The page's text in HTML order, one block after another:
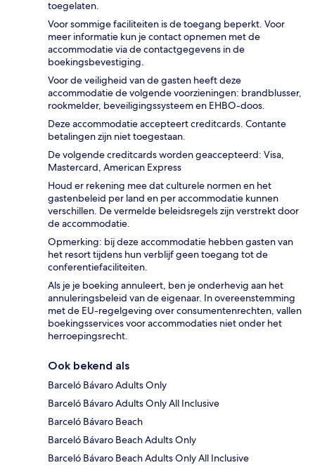
toegelaten.
Voor sommige faciliteiten is de toegang beperkt. Voor
meer informatie kun je contact opnemen met de
accommodatie via de contactgegevens in de
boekingsbevestiging.
Voor de veiligheid van de gasten heeft deze
accommodatie de volgende voorzieningen: brandblusser,
rookmelder, beveiligingssysteem en EHBO-doos.
Deze accommodatie accepteert creditcards. Contante
betalingen zijn niet toegestaan.
De volgende creditcards worden geaccepteerd: Visa,
Mastercard, American Express
Houd er rekening mee dat culturele normen en het
gastenbeleid per land en per accommodatie kunnen
verschillen. De vermelde beleidsregels zijn verstrekt door
de accommodatie.
Opmerking: bij deze accommodatie hebben gasten van
het resort tijdens hun verblijf geen toegang tot de
conferentiefaciliteiten.
Als je je boeking annuleert, ben je onderhevig aan het
annuleringsbeleid van de eigenaar. In overeenstemming
met de EU-regelgeving over consumentenrechten, vallen
boekingsservices voor accommodaties niet onder het
herroepingsrecht.
Ook bekend als
Barceló Bávaro Adults Only
Barceló Bávaro Adults Only All Inclusive
Barceló Bávaro Beach
Barceló Bávaro Beach Adults Only
Barceló Bávaro Beach Adults Only All Inclusive